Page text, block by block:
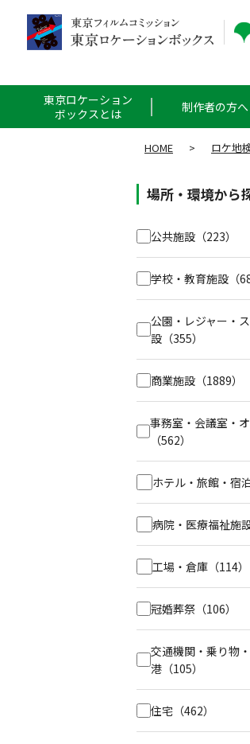
東京ロケーション
ボックスとは
制作者の方へ
HOME > ロケ地
場所・環境から
公共施設 （223）
学校・教育施設 （
公園・レジャー・
設 （355）
商業施設 （1889）
事務室・会議室・
（562）
ホテル・旅館・宿
病院・医療福祉施
工場・倉庫 （114）
冠婚葬祭 （106）
交通機関・乗り物
港 （105）
住宅 （462）